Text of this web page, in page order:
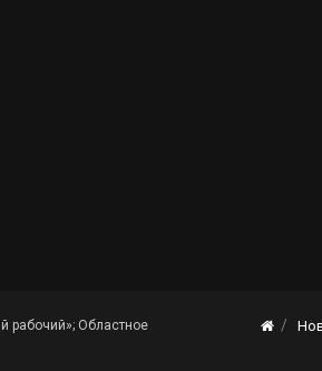
рабочий»; Областное